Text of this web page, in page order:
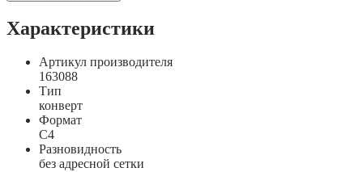
Характеристики
Артикул производителя
163088
Тип
конверт
Формат
C4
Разновидность
без адресной сетки